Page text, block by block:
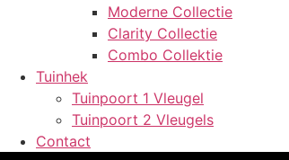
Moderne Collectie
Clarity Collectie
Combo Collektie
Tuinhek
Tuinpoort 1 Vleugel
Tuinpoort 2 Vleugels
Contact